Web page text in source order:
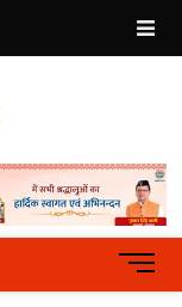
Hindi
News
PortalM
e